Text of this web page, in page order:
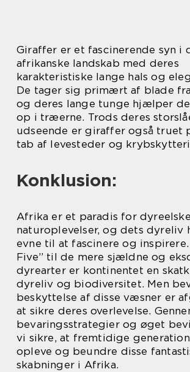
Giraffer er et fascinerende syn i
afrikanske landskab med deres
karakteristiske lange hals og
De tager sig primært af blade
og deres lange tunge hjælper
op i træerne. Trods deres
udseende er giraffer også truet
tab af levesteder og
Konklusion:
Afrika er et paradis for
naturoplevelser, og dets dyreliv
evne til at fascinere og inspirere.
Five” til de mere sjældne og
dyrearter er kontinentet en
dyreliv og biodiversitet. Men
beskyttelse af disse væsner er
at sikre deres overlevelse.
bevaringsstrategier og øget
vi sikre, at fremtidige
opleve og beundre disse
skabninger i Afrika.